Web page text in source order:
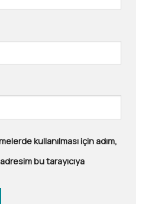
kullanılması için adım,
bu tarayıcıya